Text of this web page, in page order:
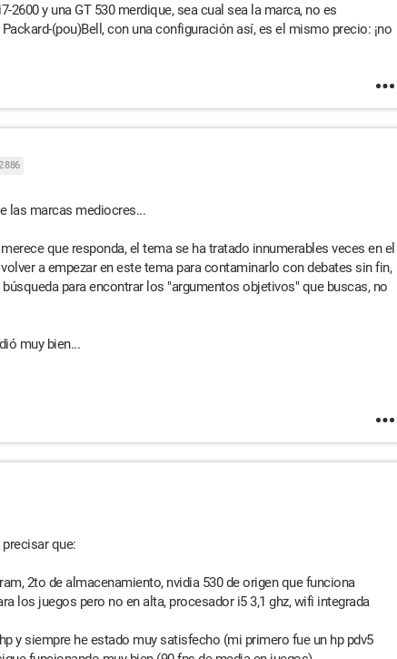
2600 y una GT 530 merdique, sea cual sea la marca, no es
Packard-(pou)Bell, con una configuración así, es el mismo precio: ¡no
886
las marcas mediocres...
que responda, el tema se ha tratado innumerables veces en el
a empezar en este tema para contaminarlo con debates sin fin,
para encontrar los "argumentos objetivos" que buscas, no
muy bien...
que:
2to de almacenamiento, nvidia 530 de origen que funciona
los juegos pero no en alta, procesador i5 3,1 ghz, wifi integrada
y siempre he estado muy satisfecho (mi primero fue un hp pdv5